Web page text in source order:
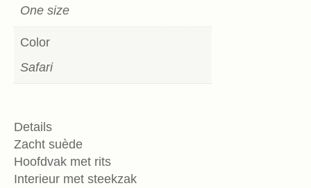
One size
Color
Safari
Details
Zacht suède
Hoofdvak met rits
Interieur met steekzak